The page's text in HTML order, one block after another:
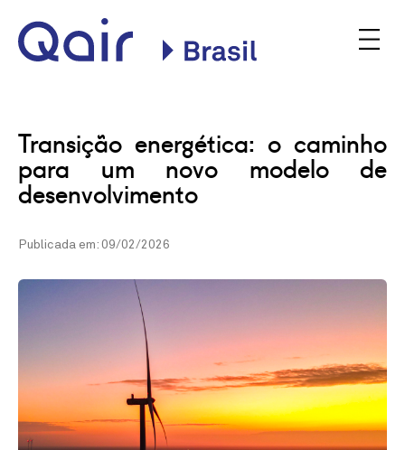
Site oficial da Qair no
Brasil
COMERCIALIZAÇÃO
CONSULTA PÚBLICA
PT EN
Contato
Brasil
on
Linkedin
Brasil
on
Instagram
Transição energética: o caminho
para um novo modelo de
desenvolvimento
Transição energética: o caminho para um
novo modelo de desenvolvimento
Publicada em: 09/02/2026